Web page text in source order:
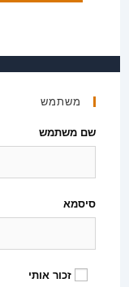
משתמש
שם משתמש
סיסמא
זכור אותי